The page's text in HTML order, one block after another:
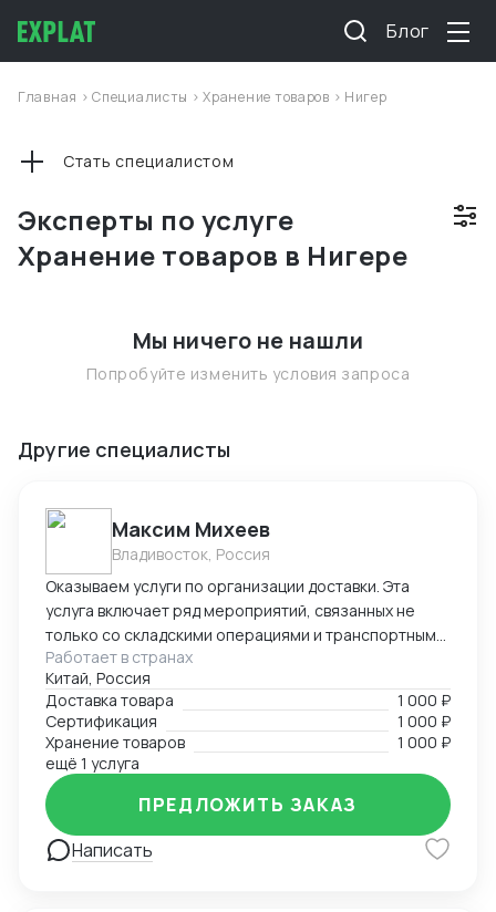
Блог
Главная >Специалисты >Хранение товаров > Нигер
Эксперты по услуге
Хранение товаров в Нигере
Стать специалистом
Мы ничего не нашли
Попробуйте изменить условия запроса
Другие специалисты
Максим Михеев
Владивосток, Россия
Оказываем услуги по организации доставки. Эта
услуга включает ряд мероприятий, связанных не
только со складскими операциями и транспортным
сопровождением. В нее также входит таможенное
оформление, помощь в заполнении необходимой
сопроводительной и разрешительной
документации.
Работает в странах
Китай, Россия
Доставка товара
1 000 ₽
Сертификация
1 000 ₽
Хранение товаров
1 000 ₽
ещё 1 услуга
Написать
ПРЕДЛОЖИТЬ ЗАКАЗ